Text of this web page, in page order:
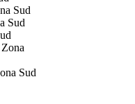
– Zona Sud
– Zona Sud
– Zona Sud
(linii) – Zona Sud
– Zona Nord
– Zona Nord